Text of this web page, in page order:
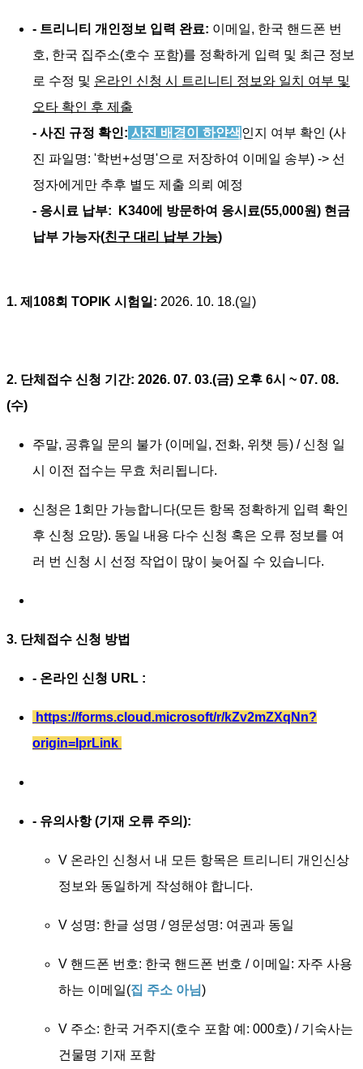
- 트리니티 개인정보 입력 완료: 이메일, 한국 핸드폰 번
호, 한국 집주소(호수 포함)를 정확하게 입력 및 최근 정보
로 수정 및 온라인 신청 시 트리니티 정보와 일치 여부 및
오타 확인 후 제출
- 사진 규정 확인: 사진 배경이 하얀색인지 여부 확인 (사
진 파일명: '학번+성명'으로 저장하여 이메일 송부) -> 선
정자에게만 추후 별도 제출 의뢰 예정
- 응시료 납부:
K340에 방문하여 응시료(55,000원) 현금
납부 가능자(친구 대리 납부 가능)
1. 제108회 TOPIK 시험일: 2026. 10. 18.(일)
2. 단체접수 신청 기간: 2026. 07. 03.(금) 오후 6시 ~ 07. 08.
(수)
주말, 공휴일 문의 불가 (이메일, 전화, 위챗 등) / 신청 일
시 이전 접수는 무효 처리됩니다.
신청은 1회만 가능합니다(모든 항목 정확하게 입력 확인
후 신청 요망). 동일 내용 다수 신청 혹은 오류 정보를 여
러 번 신청 시 선정 작업이 많이 늦어질 수 있습니다.
3. 단체접수 신청 방법
- 온라인 신청 URL :
https://forms.cloud.microsoft/r/kZv2mZXqNn?
origin=lprLink
- 유의사항 (기재 오류 주의):
V 온라인 신청서 내 모든 항목은 트리니티 개인신상
정보와 동일하게 작성해야 합니다.
V 성명: 한글 성명 / 영문성명: 여권과 동일
V 핸드폰 번호: 한국 핸드폰 번호 / 이메일: 자주 사용
하는 이메일(집 주소 아님)
V 주소: 한국 거주지(호수 포함 예: 000호) / 기숙사는
건물명 기재 포함